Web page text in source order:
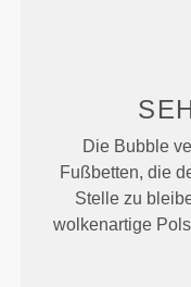
Die Bubble
Fußbetten, die
Stelle zu
wolkenartige